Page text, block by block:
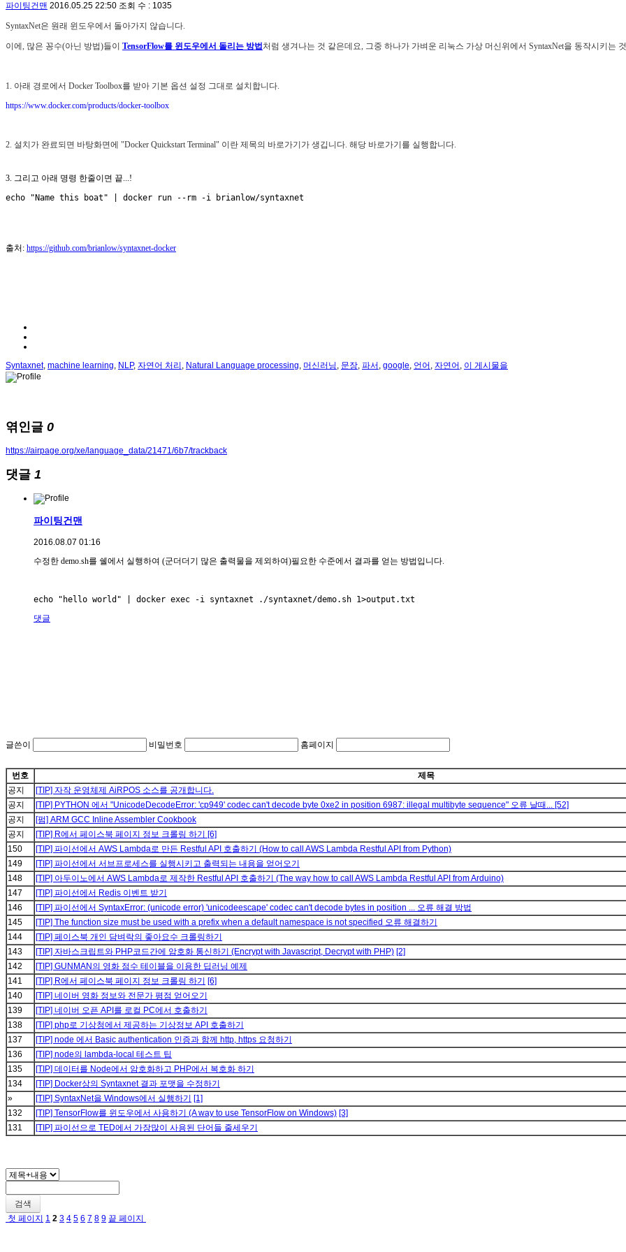
파이팅건맨 2016.05.25 22:50 조회 수 : 1035
SyntaxNet은 원래 윈도우에서 돌아가지 않습니다.
이에, 많은 꽁수(아닌 방법)들이 TensorFlow를 윈도우에서 돌리는 방법 처럼 생겨나는 것 같은데요, 그중 하나가 가벼운 리눅스 가상 머신위에서 SyntaxNet을 동작시키는
1. 아래 경로에서 Docker Toolbox를 받아 기본 옵션 설정 그대로 설치합니다.
https://www.docker.com/products/docker-toolbox
2. 설치가 완료되면 바탕화면에 "Docker Quickstart Terminal" 이란 제목의 바로가기가 생깁니다. 해당 바로가기를 실행합니다.
3. 그리고 아래 명령 한줄이면 끝...!
echo "Name this boat" | docker run --rm -i brianlow/syntaxnet
출처: https://github.com/brianlow/syntaxnet-docker
Syntaxnet, machine learning, NLP, 자연어 처리 , Natural Language processing, 머신러닝, 문장, 파서 , google, 언어 , 자연어 , 이 게시물을
엮인글 0
https://airpage.org/xe/language_data/21471/6b7/trackback
댓글 1
파이팅건맨
2016.08.07 01:16
수정한 demo.sh를 쉘에서 실행하여 (군더더기 많은 출력물을 제외하여)필요한 수준에서 결과를 얻는 방법입니다.
echo "hello world" | docker exec -i syntaxnet ./syntaxnet/demo.sh 1>output.txt
댓글
글쓴이 비밀번호 홈페이지
번호
제목
공지
[TIP] 자작 운영체제 AiRPOS 소스를 공개합니다.
공지
[TIP] PYTHON 에서 "UnicodeDecodeError: 'cp949' codec can't decode byte 0xe2 in position 6987: illegal multibyte sequence" 오류 날때... [52]
공지
[펌] ARM GCC Inline Assembler Cookbook
공지
[TIP] R에서 페이스북 페이지 정보 크롤링 하기 [6]
150
[TIP] 파이선에서 AWS Lambda로 만든 Restful API 호출하기 (How to call AWS Lambda Restful API from Python)
149
[TIP] 파이선에서 서브프로세스를 실행시키고 출력되는 내용을 얻어오기
148
[TIP] 아두이노에서 AWS Lambda로 제작한 Restful API 호출하기 (The way how to call AWS Lambda Restful API from Arduino)
147
[TIP] 파이선에서 Redis 이벤트 받기
146
[TIP] 파이선에서 SyntaxError: (unicode error) 'unicodeescape' codec can't decode bytes in position ... 오류 해결 방법
145
[TIP] The function size must be used with a prefix when a default namespace is not specified 오류 해결하기
144
[TIP] 페이스북 개인 담벼락의 좋아요수 크롤링하기
143
[TIP] 자바스크립트와 PHP코드간에 암호화 통신하기 (Encrypt with Javascript, Decrypt with PHP) [2]
142
[TIP] GUNMAN의 영화 점수 테이블을 이용한 딥러닝 예제
141
[TIP] R에서 페이스북 페이지 정보 크롤링 하기
[6]
140
[TIP] 네이버 영화 정보와 전문가 평점 얻어오기
139
[TIP] 네이버 오픈 API를 로컬 PC에서 호출하기
138
[TIP] php로 기상청에서 제공하는 기상정보 API 호출하기
137
[TIP] node 에서 Basic authentication 인증과 함께 http, https 요청하기
136
[TIP] node의 lambda-local 테스트 팁
135
[TIP] 데이터를 Node에서 암호화하고 PHP에서 복호화 하기
134
[TIP] Docker상의 Syntaxnet 결과 포맷을 수정하기
»
[TIP] SyntaxNet을 Windows에서 실행하기
[1]
132
[TIP] TensorFlow를 윈도우에서 사용하기 (A way to use TensorFlow on Windows) [3]
131
[TIP] 파이선으로 TED에서 가장많이 사용된 단어들 줄세우기
검색
첫 페이지 1 2 3 4 5 6 7 8 9 끝 페이지